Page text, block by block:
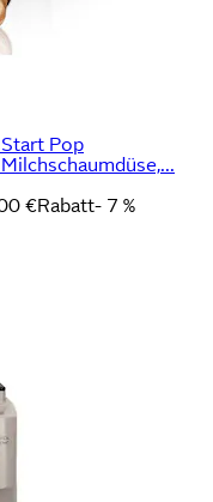
Pop
€Rabatt- 7 %